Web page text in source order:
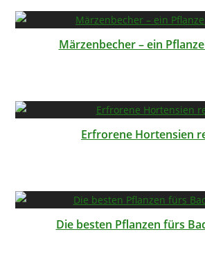
Märzenbecher – ein
Erfrorene Hortensien
Die besten Pflanzen fürs